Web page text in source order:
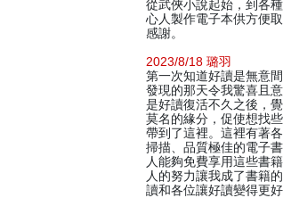
從武俠小說起始，到各
心人製作電子本供方便
感謝。
2023/8/18 璐羽
第一次知道好讀是無意
發現的那天令我驚喜且
是好讀復活不久之後，
莫名的緣分，促使想找
帶到了這裡。這裡有著
掃描、品質極佳的電子
人能夠免費享用這些書
人的努力讓我成了書籍
讀和各位讓好讀變得更好